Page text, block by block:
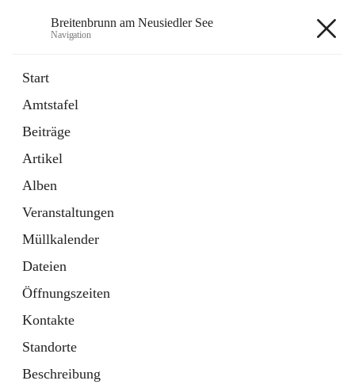
Breitenbrunn am Neusiedler See
Navigation
Start
Amtstafel
Beiträge
Artikel
Alben
Veranstaltungen
Müllkalender
Dateien
Öffnungszeiten
Kontakte
Standorte
Beschreibung
18 Schnellzugriffe
Gemeindeservice